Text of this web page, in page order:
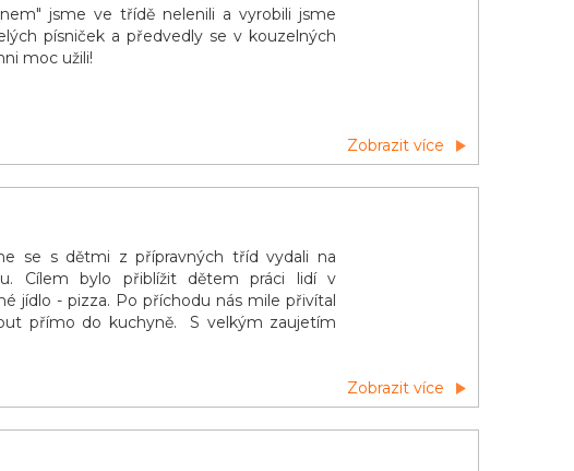
jsme ve třídě nelenili a vyrobili jsme
písniček a předvedly se v kouzelných
moc užili!
Zobrazit více
se s dětmi z přípravných tříd vydali na
Cílem bylo přiblížit dětem práci lidí v
jídlo - pizza. Po příchodu nás mile přivítal
přímo do kuchyně. S velkým zaujetím
Zobrazit více